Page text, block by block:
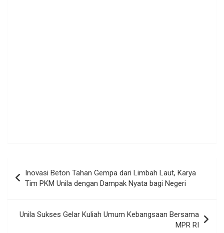
pos
Inovasi Beton Tahan Gempa dari Limbah Laut, Karya
Tim PKM Unila dengan Dampak Nyata bagi Negeri
Unila Sukses Gelar Kuliah Umum Kebangsaan Bersama
MPR RI